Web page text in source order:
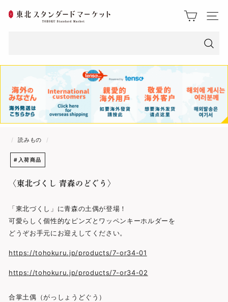
東
ン
ダ
ド
マ
ー
ケ
ッ
サイト
索
/ 読みもの /
#入荷商品
〈東北づくし 青森のどぐう〉
「東北づくし」に青森の土偶が登場！
可愛らしく個性的なピンズとワッペンキーホルダーを
どうぞお手元にお迎えしてください。
https://tohokuru.jp/products/7-or34-01
https://tohokuru.jp/products/7-or34-02
合掌土偶（がっしょうどぐう）